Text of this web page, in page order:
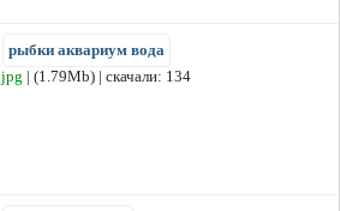
рыбки аквариум вода
jpg | (1.79Mb) | скачали: 134